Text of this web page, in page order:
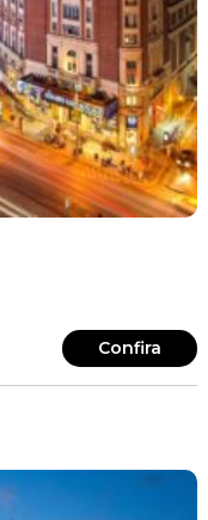
Confira